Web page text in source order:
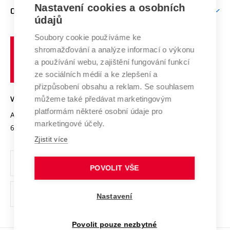
E-přihláška
Doktorské studium
Podpora podnikání
Mezinárodní vědecká rada
Systém zajišťování kvality výzkumu
Výzkumné infrastruktury
Transfer znalostí
Open Science
Projekty
Projekty ze strukturálních fondů
Specifický výzkum
Zahraniční spolupráce
Spolupráce se školami
Služby univerzity
Mezinárodní dohody
Univerzitní sítě
O UNIVERZITĚ
Profil univerzity
Udržitelná univerzita
Podnikavá univerzita / ContriBUTe
Bezpečná univerzita
Vyznamenání
Organizační struktura
Ochrana osobních údajů
odkaz)
učení
technické
VYSOKÉ UČENÍ TECHNICKÉ V BRNĚ
Antonínská 548/1
602 00 Brno
www.vut.cz
vut@vutbr.cz
Nastavení cookies a osobních
údajů
Soubory cookie používáme ke
shromažďování a analýze informací o výkonu
a používání webu, zajištění fungování funkcí
ze sociálních médií a ke zlepšení a
přizpůsobení obsahu a reklam. Se souhlasem
můžeme také předávat marketingovým
platformám některé osobní údaje pro
marketingové účely.
Zjistit více
POVOLIT VŠE
Nastavení
Povolit pouze nezbytné